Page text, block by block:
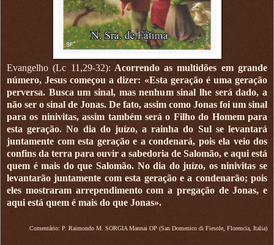
Evangelho (Lc 11,29-32): Acorrendo as multidões em grande
número, Jesus começou a dizer: «Esta geração é uma geração
perversa. Busca um sinal, mas nenhum sinal lhe será dado, a
não ser o sinal de Jonas. De fato, assim como Jonas foi um sinal
para os ninivitas, assim também será o Filho do Homem para
esta geração. No dia do juízo, a rainha do Sul se levantará
juntamente com esta geração e a condenará, pois ela veio dos
confins da terra para ouvir a sabedoria de Salomão, e aqui está
quem é mais do que Salomão. No dia do juízo, os ninivitas se
levantarão juntamente com esta geração e a condenarão; pois
eles mostraram arrependimento com a pregação de Jonas, e
aqui está quem é mais do que Jonas».
Comentário: P. Raimondo M. SORGIA Mannai OP (San Domenico di Fiesole, Florencia, Italia)